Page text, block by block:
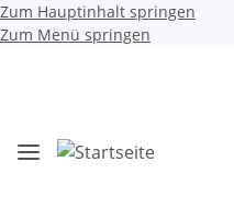
Zum Hauptinhalt springen
Zum Menü springen